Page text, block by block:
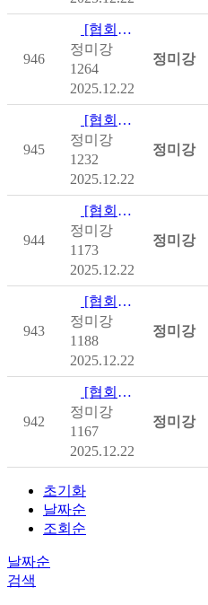
946
[협회제작영상] [휠체어스킬 영상 매뉴얼 보급] 지면에서 휠체어 앉기
정미강
1264
2025.12.22
정미강
945
[협회제작영상] [휠체어스킬 영상 매뉴얼 보급] 휠리
정미강
1232
2025.12.22
정미강
944
[협회제작영상] [휠체어스킬 영상 매뉴얼 보급] 경사로 오르내리기
정미강
1173
2025.12.22
정미강
943
[협회제작영상] [휠체어스킬 영상 매뉴얼 보급] 작은 턱 넘기
정미강
1188
2025.12.22
정미강
942
[협회제작영상] [휠체어스킬 영상 매뉴얼 보급] 옮겨앉기(트랜스퍼)
정미강
1167
2025.12.22
정미강
초기화
날짜순
조회순
날짜순
검색